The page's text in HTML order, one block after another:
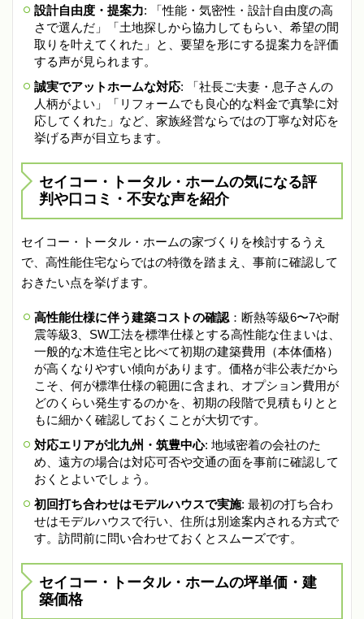
設計自由度・提案力: 「性能・気密性・設計自由度の高
さで選んだ」「土地探しから協力してもらい、希望の間
取りを叶えてくれた」と、要望を形にする提案力を評価
する声が見られます。
誠実でアットホームな対応: 「社長ご夫妻・息子さんの
人柄がよい」「リフォームでも良心的な料金で真摯に対
応してくれた」など、家族経営ならではの丁寧な対応を
挙げる声が目立ちます。
セイコー・トータル・ホームの気になる評
判や口コミ・不安な声を紹介
セイコー・トータル・ホームの家づくりを検討するうえ
で、高性能住宅ならではの特徴を踏まえ、事前に確認して
おきたい点を挙げます。
高性能仕様に伴う建築コストの確認 ：断熱等級6〜7や耐
震等級3、SW工法を標準仕様とする高性能な住まいは、
一般的な木造住宅と比べて初期の建築費用（本体価格）
が高くなりやすい傾向があります。価格が非公表だから
こそ、何が標準仕様の範囲に含まれ、オプション費用が
どのくらい発生するのかを、初期の段階で見積もりとと
もに細かく確認しておくことが大切です。
対応エリアが北九州・筑豊中心: 地域密着の会社のた
め、遠方の場合は対応可否や交通の面を事前に確認して
おくとよいでしょう。
初回打ち合わせはモデルハウスで実施: 最初の打ち合わ
せはモデルハウスで行い、住所は別途案内される方式で
す。訪問前に問い合わせておくとスムーズです。
セイコー・トータル・ホームの坪単価・建
築価格